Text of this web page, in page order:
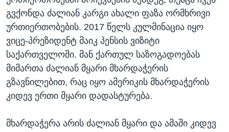
გვქონდა ძალიან კარგი ახალი ფაზა ორმხრივი
ურთიერთობების. 2017 წელს კულმინაცია იყო
ვიცე-პრეზიდენტ მაიკ პენსის ვიზიტი
საქართველოში. მან ქართულ საზოგადოებას
მიმართა ძალიან მყარი მხარდაჭერის
გზავნილებით, რაც იყო ამერიკის მხარდაჭერის
კიდევ ერთი მყარი დადასტურება.
მხარდაჭერა არის ძალიან მყარი და ამაში კიდევ